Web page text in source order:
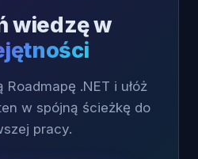
wiedzę w
.NET i ułóż
w spójną ścieżkę do
pracy.